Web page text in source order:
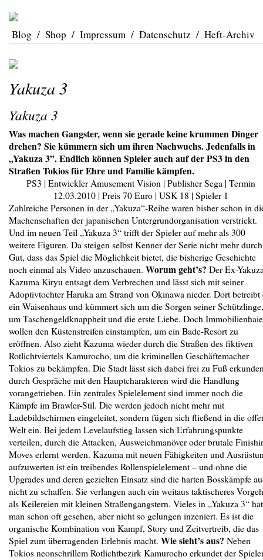
Blog / Shop / Impressum / Datenschutz / Heft-Archiv
Yakuza 3
Yakuza 3
Was machen Gangster, wenn sie gerade keine krummen Dinger
drehen? Sie kümmern sich um ihren Nachwuchs. Jedenfalls in
„Yakuza 3”. Endlich können Spieler auch auf der PS3 in den
Straßen Tokios für Ehre und Familie kämpfen.
PS3 | Entwickler Amusement Vision | Publisher Sega | Termin
12.03.2010 | Preis 70 Euro | USK 18 | Spieler 1
Zahlreiche Personen in der „Yakuza“-Reihe waren bisher schon in
Machenschaften der japanischen Untergrundorganisation verstrickt.
Und im neuen Teil „Yakuza 3“ trifft der Spieler auf mehr als 300
weitere Figuren. Da steigen selbst Kenner der Serie nicht mehr
Gut, dass das Spiel die Möglichkeit bietet, die bisherige Geschichte
noch einmal als Video anzuschauen. Worum geht’s? Der Ex-
Kazuma Kiryu entsagt dem Verbrechen und lässt sich mit seiner
Adoptivtochter Haruka am Strand von Okinawa nieder. Dort betreibt
ein Waisenhaus und kümmert sich um die Sorgen seiner Schützlinge,
um Taschengeldknappheit und die erste Liebe. Doch Immobilienhaie
wollen den Küstenstreifen einstampfen, um ein Bade-Resort zu
eröffnen. Also zieht Kazuma wieder durch die Straßen des fiktiven
Rotlichtviertels Kamurocho, um die kriminellen Geschäftemacher
Tokios zu bekämpfen. Die Stadt lässt sich dabei frei zu Fuß
durch Gespräche mit den Hauptcharakteren wird die Handlung
vorangetrieben. Ein zentrales Spielelement sind immer noch die
Kämpfe im Brawler-Stil. Die werden jedoch nicht mehr mit
Ladebildschirmen eingeleitet, sondern fügen sich fließend in die
Welt ein. Bei jedem Levelaufstieg lassen sich Erfahrungspunkte
verteilen, durch die Attacken, Ausweichmanöver oder brutale
Moves erlernt werden. Kazuma mit neuen Fähigkeiten und
aufzuwerten ist ein treibendes Rollenspielelement – und ohne die
Upgrades und deren gezielten Einsatz sind die harten Bosskämpfe
nicht zu schaffen. Sie verlangen auch ein weitaus taktischeres
als Keilereien mit kleinen Straßengangstern. Vieles in „Yakuza 3“ hat
man schon oft gesehen, aber nicht so gelungen inzeniert. Es ist die
organische Kombination von Kampf, Story und Zeitvertreib, die das
Spiel zum überragenden Erlebnis macht. Wie sieht’s aus? Neben
Tokios neonschrillem Rotlichtbezirk Kamurocho erkundet der